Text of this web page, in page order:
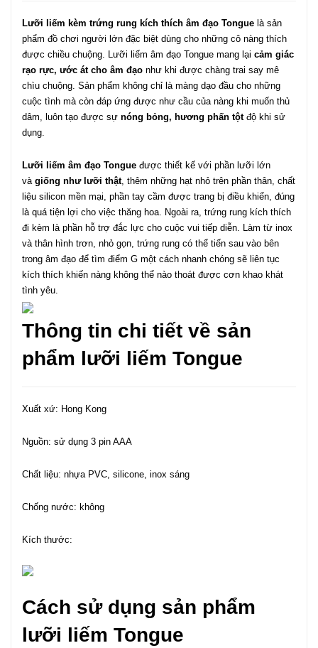
Lưỡi liếm kèm trứng rung kích thích âm đạo Tongue là sản
phẩm đồ chơi người lớn đặc biệt dùng cho những cô nàng thích
được chiều chuộng. Lưỡi liếm âm đạo Tongue mang lại cảm giác
rạo rực, ước át cho âm đạo như khi được chàng trai say mê
chìu chuộng. Sản phẩm không chỉ là màng dạo đầu cho những
cuộc tình mà còn đáp ứng được như cầu của nàng khi muốn thủ
dâm, luôn tạo được sự nóng bỏng, hương phấn tộtđộ khi sử
dụng.
Lưỡi liếm âm đạo Tongue được thiết kế với phần lưỡi lớn
và giống như lưỡi thật, thêm những hạt nhỏ trên phần thân, chất
liệu silicon mền mại, phần tay cầm được trang bị điều khiển, đúng
là quá tiện lợi cho việc thăng hoa. Ngoài ra, trứng rung kích thích
đi kèm là phần hỗ trợ đắc lực cho cuộc vui tiếp diễn. Làm từ inox
và thân hình trơn, nhỏ gọn, trứng rung có thể tiến sau vào bên
trong âm đạo để tìm điểm G một cách nhanh chóng sẽ liên tục
kích thích khiến nàng không thể nào thoát được cơn khao khát
tình yêu.
Thông tin chi tiết về sản
phẩm lưỡi liếm Tongue
Xuất xứ: Hong Kong
Nguồn: sử dụng 3 pin AAA
Chất liệu: nhựa PVC, silicone, inox sáng
Chống nước: không
Kích thước:
Cách sử dụng sản phẩm
lưỡi liếm Tongue